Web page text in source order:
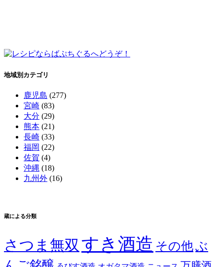
地域別カテゴリ
鹿児島 (277)
宮崎 (83)
大分 (29)
熊本 (21)
長崎 (33)
福岡 (22)
佐賀 (4)
沖縄 (18)
九州外 (16)
蔵による分類
さつま無双 すき酒造 その他ぶ